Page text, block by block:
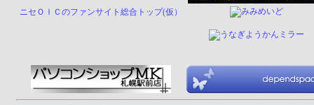
ニセＯＩＣのファンサイト総合トップ(仮）